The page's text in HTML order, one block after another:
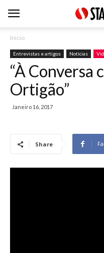
Inicio
Entrevistas e artigos Noticias
“À Conversa
Ortigão”
Janeiro 16, 2017
Share